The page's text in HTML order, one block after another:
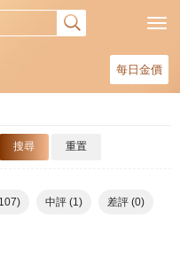
每日金價
搜尋 重置
中評 (1) 差評 (0)